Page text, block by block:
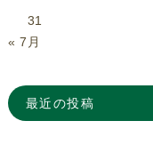
31
« 7月
最近の投稿